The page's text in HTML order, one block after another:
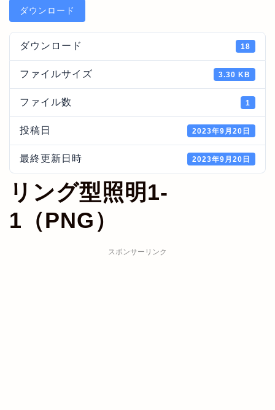
ダウンロード
ダウンロード 18
ファイルサイズ 3.30 KB
ファイル数 1
投稿日 2023年9月20日
最終更新日時 2023年9月20日
リング型照明1-
1（PNG）
スポンサーリンク